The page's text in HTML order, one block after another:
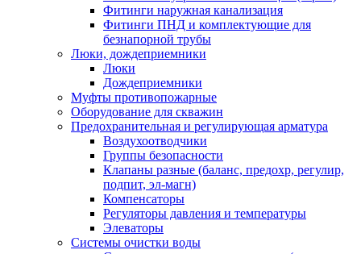
Фитинги наружная канализация
Фитинги ПНД и комплектующие для
безнапорной трубы
Люки, дождеприемники
Люки
Дождеприемники
Муфты противопожарные
Оборудование для скважин
Предохранительная и регулирующая арматура
Воздухоотводчики
Группы безопасности
Клапаны разные (баланс, предохр, регулир,
подпит, эл-магн)
Компенсаторы
Регуляторы давления и температуры
Элеваторы
Системы очистки воды